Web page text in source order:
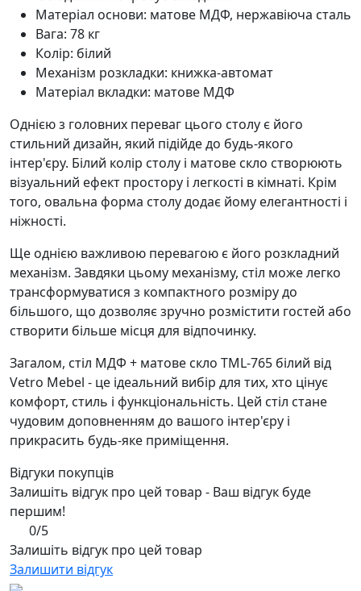
Матеріал основи: матове МДФ, нержавіюча сталь
Вага: 78 кг
Колір: білий
Механізм розкладки: книжка-автомат
Матеріал вкладки: матове МДФ
Однією з головних переваг цього столу є його
стильний дизайн, який підійде до будь-якого
інтер'єру. Білий колір столу і матове скло створюють
візуальний ефект простору і легкості в кімнаті. Крім
того, овальна форма столу додає йому елегантності і
ніжності.
Ще однією важливою перевагою є його розкладний
механізм. Завдяки цьому механізму, стіл може легко
трансформуватися з компактного розміру до
більшого, що дозволяє зручно розмістити гостей або
створити більше місця для відпочинку.
Загалом, стіл МДФ + матове скло TML-765 білий від
Vetro Mebel - це ідеальний вибір для тих, хто цінує
комфорт, стиль і функціональність. Цей стіл стане
чудовим доповненням до вашого інтер'єру і
прикрасить будь-яке приміщення.
Відгуки покупців
Залишіть відгук про цей товар - Ваш відгук буде
першим!
0/5
Залишіть відгук про цей товар
Залишити відгук